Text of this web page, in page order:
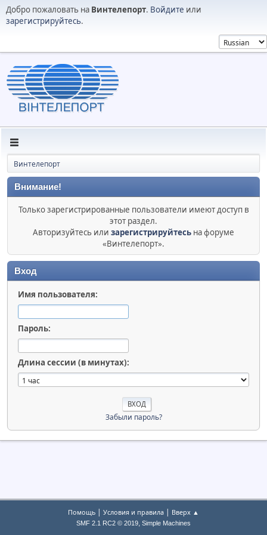
Добро пожаловать на Винтелепорт. Войдите или
зарегистрируйтесь.
Винтелепорт
Внимание!
Только зарегистрированные пользователи имеют доступ в
этот раздел.
Авторизуйтесь или зарегистрируйтесь на форуме
«Винтелепорт».
Вход
Имя пользователя:
Пароль:
Длина сессии (в минутах):
Забыли пароль?
Помощь | Условия и правила | Вверх ▲
SMF 2.1 RC2 © 2019, Simple Machines